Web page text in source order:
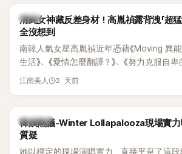
韓星
清純女神藏反差身材！高胤禎露背洩「超
全沒想到
南韓人氣女星高胤禎近年憑藉《Moving 異能
生活》、《愛情怎麼翻譯？》、《努力克服自
作品，躍升為韓劇新一代女神代表，不僅演
細身材下的超狂背肌與肩膀線條，反差感十
傻直呼：「原來她身材這麼猛！」
江南美人 2 天前
熱議討論
韓娛熱議-Winter Lollapalooza現場實力曝
質疑
她以穩定的現場演唱實力，直接平息了這段